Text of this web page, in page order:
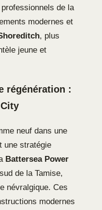
de la
modernes et
, plus
jeune et
régénération :
neuf dans une
une stratégie
Battersea Power
de la Tamise,
névralgique. Ces
modernes